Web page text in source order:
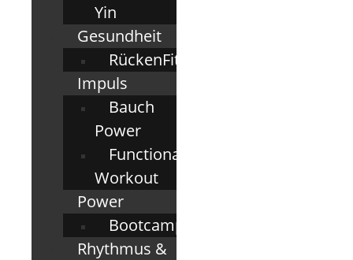
Yin
Gesundheit
RückenFit
Impuls
Bauch
Power
Functional
Workout
Power
Bootcamp
Rhythmus &